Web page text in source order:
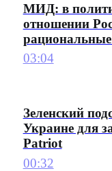
МИД: в
отношении
03:04
Зеленский
Украине для
Patriot
00:32